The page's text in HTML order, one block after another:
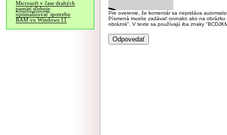
Microsoft v čase drahých
pamätí sľubuje
optimalizovať spotrebu
RAM vo Windows 11
Pre overenie, že komentár sa nepridáva
Písmená musíte zadávať rovnako ako na
obrázok". V texte sa používajú iba znaky